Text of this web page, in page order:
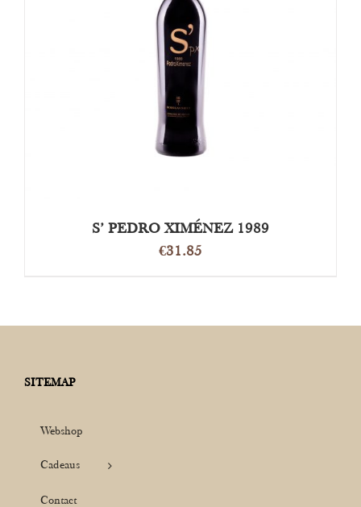
TOEVOEGEN AAN WINKELWAGEN
S’ PEDRO XIMÉNEZ 1989
€31.85
SITEMAP
Webshop
Cadeaus
Contact